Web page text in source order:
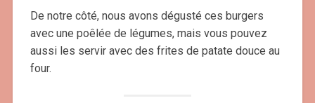
De notre côté, nous avons dégusté ces burgers
avec une poêlée de légumes, mais vous pouvez
aussi les servir avec des frites de patate douce au
four.